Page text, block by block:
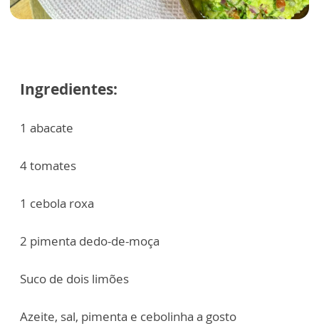
Ingredientes:
1 abacate
4 tomates
1 cebola roxa
2 pimenta dedo-de-moça
Suco de dois limões
Azeite, sal, pimenta e cebolinha a gosto